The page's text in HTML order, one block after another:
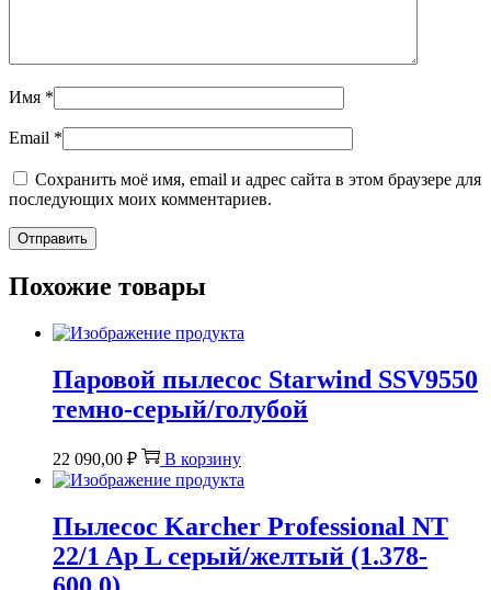
Имя *
Email *
Сохранить моё имя, email и адрес сайта в этом браузере для
последующих моих комментариев.
Похожие товары
Паровой пылесос Starwind SSV9550
темно-серый/голубой
22 090,00 ₽ В корзину
Пылесос Karcher Professional NT
22/1 Ap L серый/желтый (1.378-